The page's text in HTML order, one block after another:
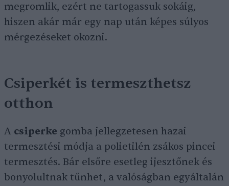
megromlik, ezért ne tartogassuk sokáig,
hiszen akár már egy nap után képes súlyos
mérgezéseket okozni.
Csiperkét is termeszthetsz
otthon
A csiperke gomba jellegzetesen hazai
termesztési módja a polietilén zsákos pincei
termesztés. Bár elsőre esetleg ijesztőnek és
bonyolultnak tűnhet, a valóságban egyáltalán